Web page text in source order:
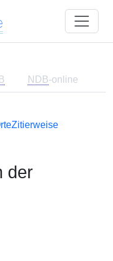
NDB-online
Zitierweise
der